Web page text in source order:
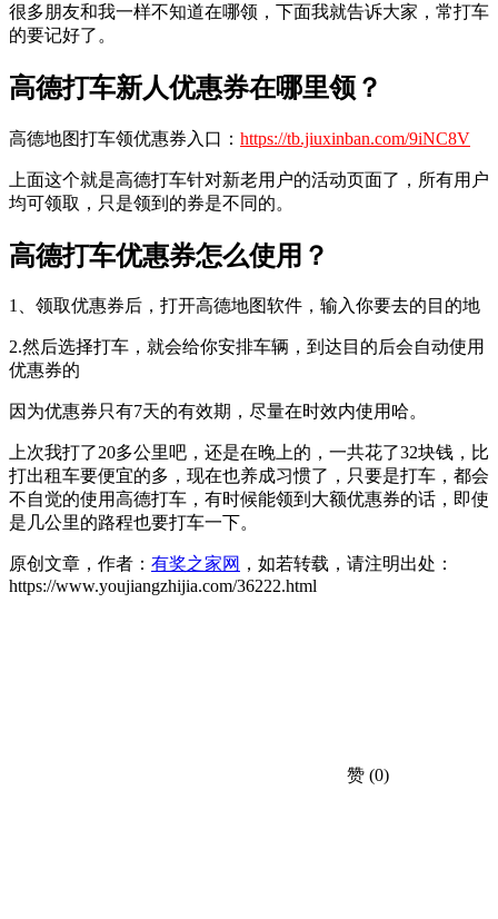
很多朋友和我一样不知道在哪领，下面我就告诉大家，常打车
的要记好了。
高德打车新人优惠券在哪里领？
高德地图打车领优惠券入口： https://tb.jiuxinban.com/9iNC8V
上面这个就是高德打车针对新老用户的活动页面了，所有用户
均可领取，只是领到的券是不同的。
高德打车优惠券怎么使用？
1、领取优惠券后，打开高德地图软件，输入你要去的目的地
2.然后选择打车，就会给你安排车辆，到达目的后会自动使用
优惠券的
因为优惠券只有7天的有效期，尽量在时效内使用哈。
上次我打了20多公里吧，还是在晚上的，一共花了32块钱，比
打出租车要便宜的多，现在也养成习惯了，只要是打车，都会
不自觉的使用高德打车，有时候能领到大额优惠券的话，即使
是几公里的路程也要打车一下。
原创文章，作者： 有奖之家网 ，如若转载，请注明出处：
https://www.youjiangzhijia.com/36222.html
赞 (0)